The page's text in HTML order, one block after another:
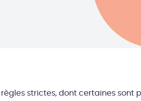
strictes, dont certaines sont